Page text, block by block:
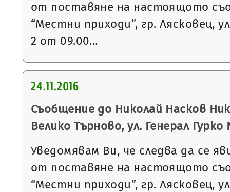
от поставяне на настоящото
“Местни приходи”, гр. Лясковец,
2 от 09.00…
24.11.2016
Съобщение до Николай Насков
Велико Търново, ул. Генерал
Уведомявам Ви, че следва да се
от поставяне на настоящото
“Местни приходи”, гр. Лясковец,